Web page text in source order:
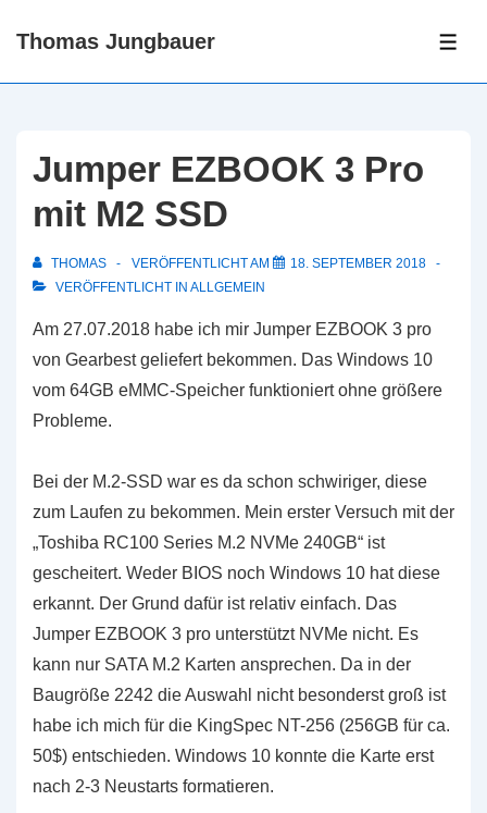
Thomas Jungbauer
Jumper EZBOOK 3 Pro
mit M2 SSD
THOMAS VERÖFFENTLICHT AM
18. SEPTEMBER 2018
VERÖFFENTLICHT IN ALLGEMEIN
Am 27.07.2018 habe ich mir Jumper EZBOOK 3 pro
von Gearbest geliefert bekommen. Das Windows 10
vom 64GB eMMC-Speicher funktioniert ohne größere
Probleme.
Bei der M.2-SSD war es da schon schwiriger, diese
zum Laufen zu bekommen. Mein erster Versuch mit der
„Toshiba RC100 Series M.2 NVMe 240GB“ ist
gescheitert. Weder BIOS noch Windows 10 hat diese
erkannt. Der Grund dafür ist relativ einfach. Das
Jumper EZBOOK 3 pro unterstützt NVMe nicht. Es
kann nur SATA M.2 Karten ansprechen. Da in der
Baugröße 2242 die Auswahl nicht besonderst groß ist
habe ich mich für die KingSpec NT-256 (256GB für ca.
50$) entschieden. Windows 10 konnte die Karte erst
nach 2-3 Neustarts formatieren.